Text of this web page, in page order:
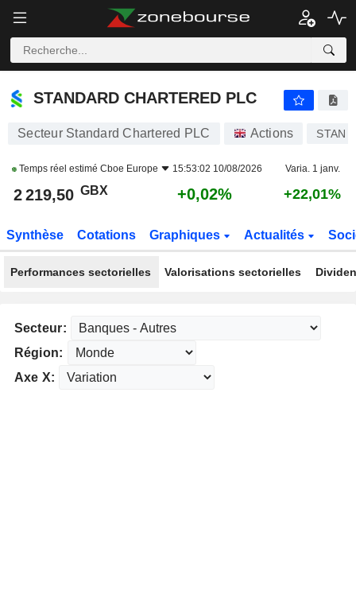
STANDARD CHARTERED PLC
Secteur Standard Chartered PLC Actions STAN
Temps réel estimé Cboe Europe 15:53:02 10/08/2026 Varia. 1 janv.
2 219,50 GBX +0,02% +22,01%
Synthèse Cotations Graphiques Actualités
Performances sectorielles Valorisations sectorielles
Secteur:
Région:
Axe X: